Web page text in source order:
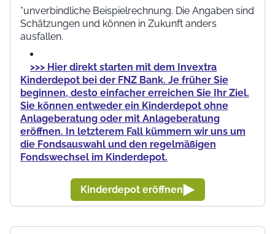
*unverbindliche Beispielrechnung. Die Angaben sind
Schätzungen und können in Zukunft anders
ausfallen.
>>> Hier direkt starten mit dem Invextra
Kinderdepot bei der FNZ Bank. Je früher Sie
beginnen, desto einfacher erreichen Sie Ihr Ziel.
Sie können entweder ein Kinderdepot ohne
Anlageberatung oder mit Anlageberatung
eröffnen. In letzterem Fall kümmern wir uns um
die Fondsauswahl und den regelmäßigen
Fondswechsel im Kinderdepot.
Kinderdepot eröffnen